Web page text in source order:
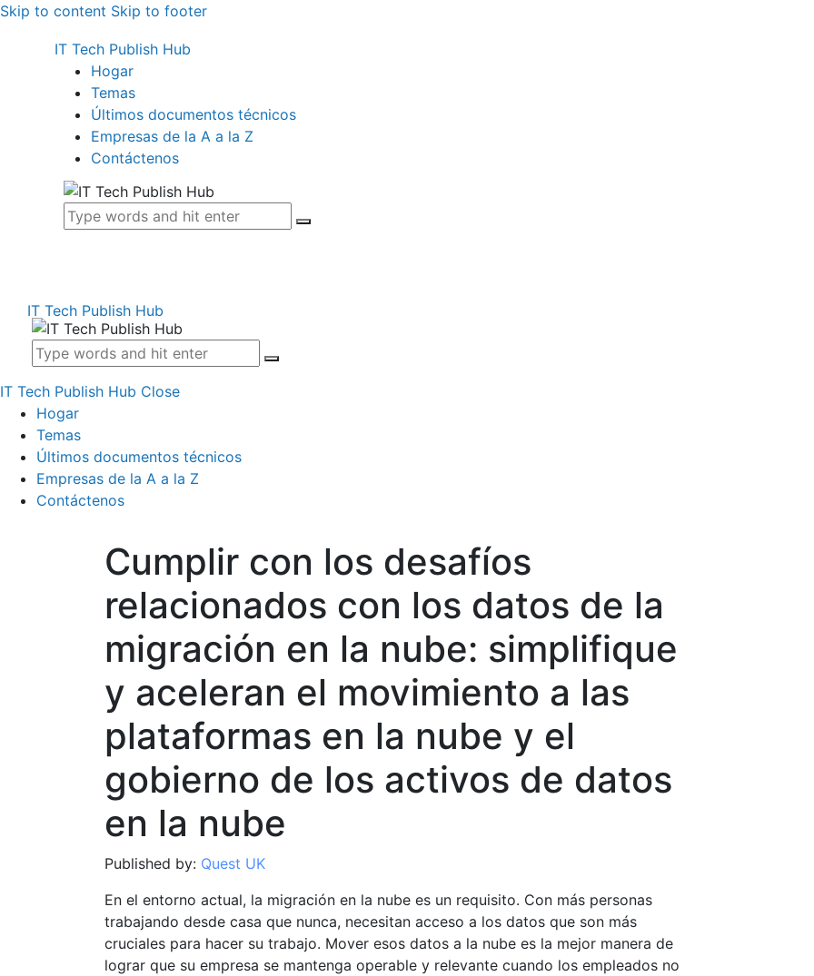
Skip to content Skip to footer
IT Tech Publish Hub
Hogar
Temas
Últimos documentos técnicos
Empresas de la A a la Z
Contáctenos
IT Tech Publish Hub
IT Tech Publish Hub Close
Hogar
Temas
Últimos documentos técnicos
Empresas de la A a la Z
Contáctenos
Cumplir con los desafíos
relacionados con los datos de la
migración en la nube: simplifique
y aceleran el movimiento a las
plataformas en la nube y el
gobierno de los activos de datos
en la nube
Published by: Quest UK
En el entorno actual, la migración en la nube es un requisito. Con más personas
trabajando desde casa que nunca, necesitan acceso a los datos que son más
cruciales para hacer su trabajo. Mover esos datos a la nube es la mejor manera de
lograr que su empresa se mantenga operable y relevante cuando los empleados no